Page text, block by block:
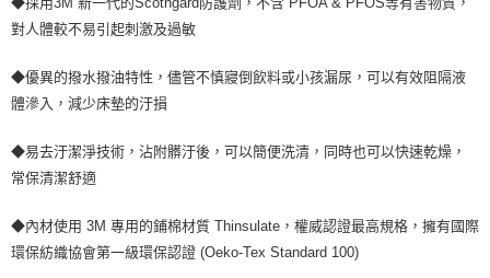
對人體較不易引起刺激及過敏
◆優異的撥水撥油特性，儘管不慎寢倒飲料或小孩漏尿，可以有效阻隔液
體滲入，減少床墊的汙損
◆易去汙潔淨技術，沾附髒汙後，可以簡便洗清，同時也可以快速乾燥，
常保清潔舒適
◆內材使用 3M 專用的鋪棉材質 Thinsulate，權威認證最高規格，擁有國際
環保紡織協會第一級環保認證 (Oeko-Tex Standard 100)